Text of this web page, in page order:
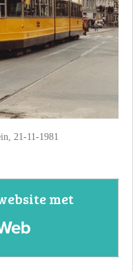
21-11-1981
met